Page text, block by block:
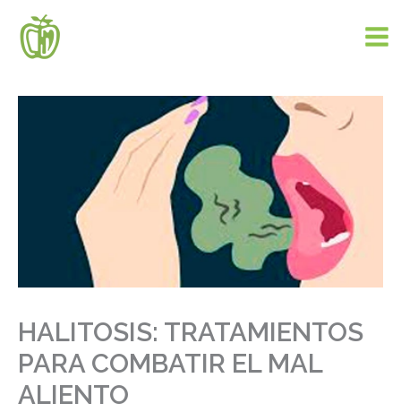
contenido
HALITOSIS: TRATAMIENTOS
PARA COMBATIR EL MAL
ALIENTO